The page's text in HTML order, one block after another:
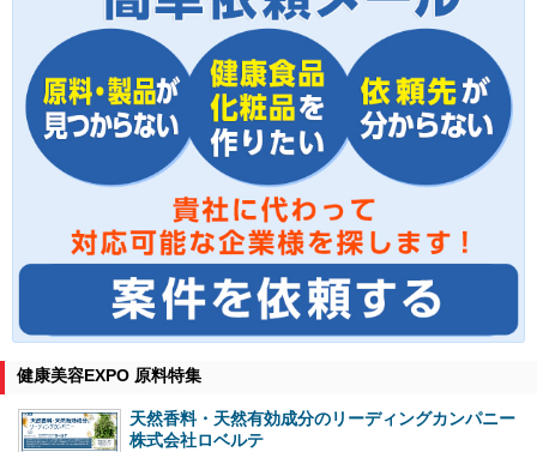
健康美容EXPO 原料特集
天然香料・天然有効成分のリーディングカンパニー
株式会社ロベルテ